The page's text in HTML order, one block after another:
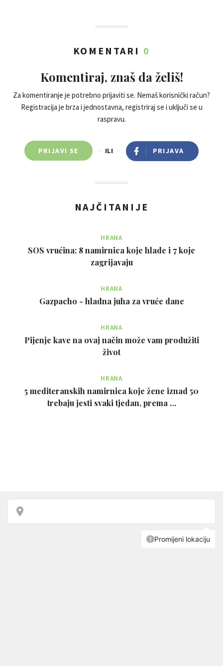
KOMENTARI 0
Komentiraj, znaš da želiš!
Za komentiranje je potrebno prijaviti se. Nemaš korisnički račun?
Registracija je brza i jednostavna, registriraj se i uključi se u
raspravu.
PRIJAVI SE ILI PRIJAVA
NAJČITANIJE
HRANA
SOS vrućina: 8 namirnica koje hlade i 7 koje
zagrijavaju
HRANA
Gazpacho - hladna juha za vruće dane
HRANA
Pijenje kave na ovaj način može vam produžiti
život
HRANA
5 mediteranskih namirnica koje žene iznad 50
trebaju jesti svaki tjedan, prema …